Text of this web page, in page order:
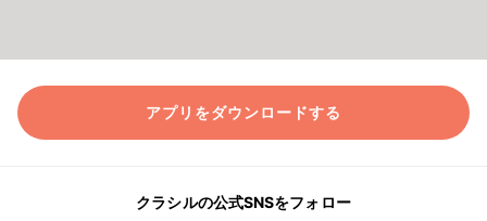
アプリをダウンロードする
クラシルの公式SNSをフォロー